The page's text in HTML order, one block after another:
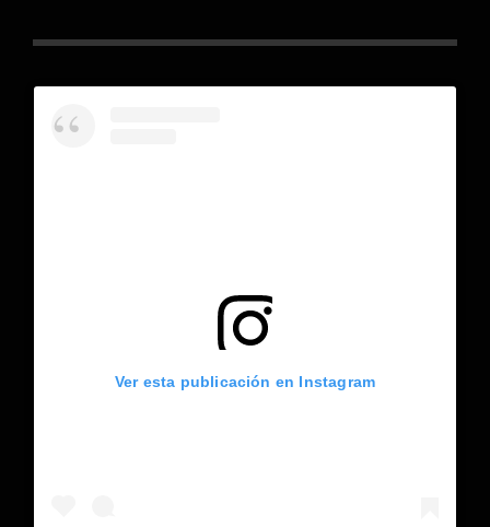
Ver esta publicación en Instagram